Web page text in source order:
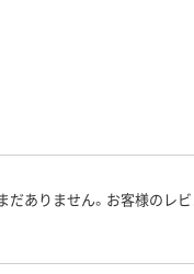
だありません。お客様のレ